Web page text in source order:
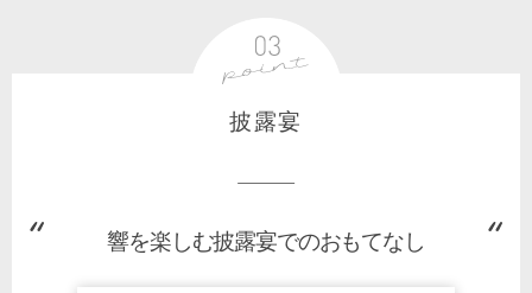
披露宴
響を楽しむ披露宴でのおもてなし